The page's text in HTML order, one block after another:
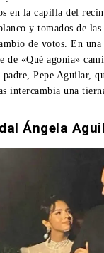
en la capilla del
y tomados de
de votos. En una
de «Qué agonía»
padre, Pepe Aguilar,
intercambia una
Ángela